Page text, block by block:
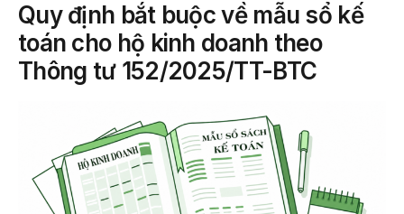
Quy định bắt buộc về mẫu sổ kế
toán cho hộ kinh doanh theo
Thông tư 152/2025/TT-BTC